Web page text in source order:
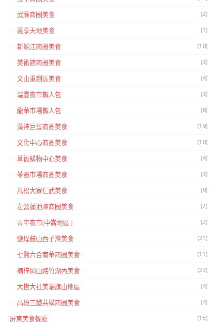
武廟商圈美食 (2)
義享天地美食 (1)
新崛江商圈美食 (10)
美術館商圈美食 (3)
文山重劃區美食 (4)
瑞豐夜市懶人包 (3)
龍華市場懶人包 (6)
漢神巨蛋商圈美食 (19)
文化中心商圈美食 (10)
草衙購物中心美食 (4)
苓雅市場商圈美食 (3)
鳥松大寮仁武美食 (9)
左營蓮池潭商圈美食 (7)
青年夜市[中崙地區 ] (2)
鹽埕鼓山西子灣美食 (21)
七賢六合南華商圈美食 (11)
楠梓岡山路竹湖內美食 (23)
大樹大社美濃旗山地區 (4)
高雄三鐵共構商圈美食 (4)
屏東美食餐廳 (15)